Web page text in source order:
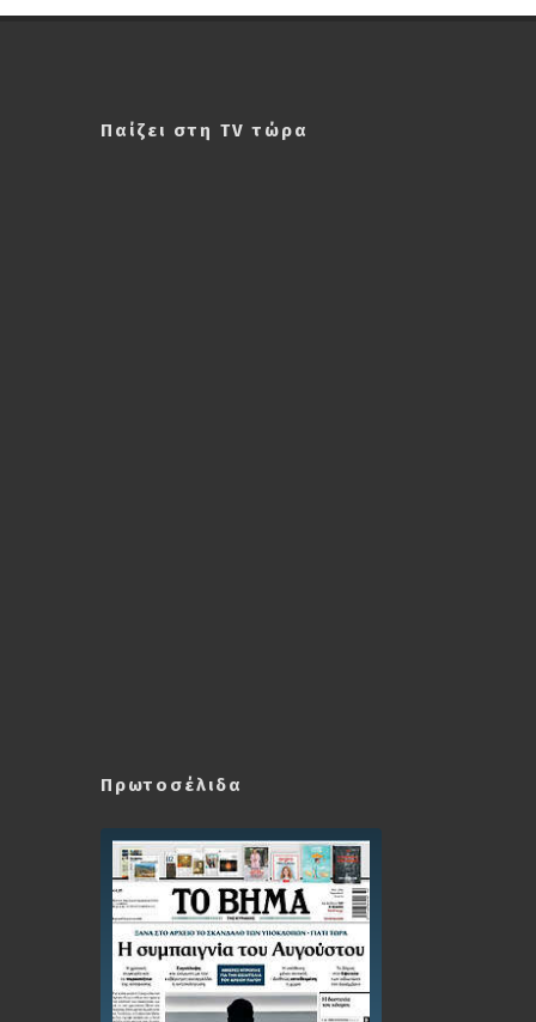
Παίζει στη TV τώρα
Πρωτοσέλιδα